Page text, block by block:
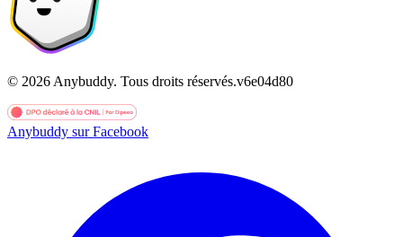
© 2026 Anybuddy. Tous droits réservés.v6e04d80
Anybuddy sur Facebook